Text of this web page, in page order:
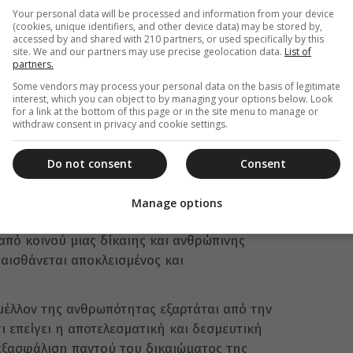
συνεχίσουν «βαδίζοντες από κοινού προς
ο Κύριος προς τον Πατέρα ίνα πάντες εν
με έντονη προσδοκία «εις την ημέρα, κατά
κοινού στο ευχαριστιακό δείπνο».
και ο Πάπας Φραγκίσκος βεβαιώνουν ότι
αγάπη και αληθή διάλογο».
να προσφέρουν κοινή μαρτυρία της αγάπης
και να συνεργαστούν στην υπηρεσία της
της αξιοπρέπειας του ανθρωπίνου
αγιότητας της οικογένειας θεμελιωμένης
και του κοινού καλού. «Αποτελεί καθήκον
κοινού μιας δίκαιης και ανθρώπινης
αποκλεισμένος και
της ανθρωπότητας εξαρτάται από την
η αποτελεσματική και δεσμευτική
παντού του δικαιώματος της
Your personal data will be processed and information from your device
(cookies, unique identifiers, and other device data) may be stored by,
accessed by and shared with 210 partners, or used specifically by this
site. We and our partners may use precise geolocation data. List of
partners.
Some vendors may process your personal data on the basis of legitimate
interest, which you can object to by managing your options below. Look
for a link at the bottom of this page or in the site menu to manage or
withdraw consent in privacy and cookie settings.
Consent
Do not consent
Manage options